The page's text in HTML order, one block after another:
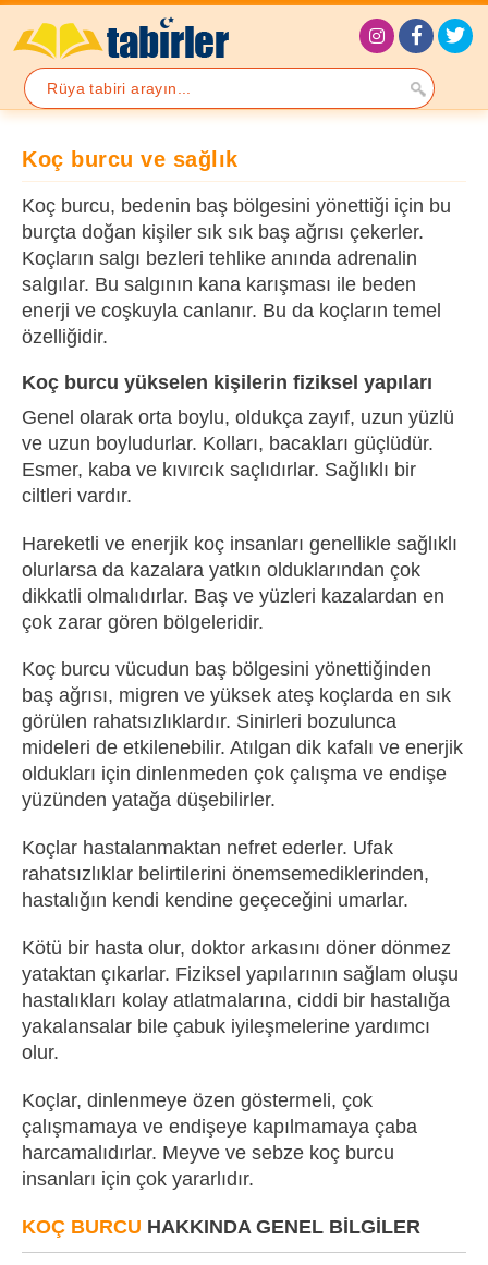
Koç burcu ve sağlık
Koç burcu, bedenin baş bölgesini yönettiği için bu
burçta doğan kişiler sık sık baş ağrısı çekerler.
Koçların salgı bezleri tehlike anında adrenalin
salgılar. Bu salgının kana karışması ile beden
enerji ve coşkuyla canlanır. Bu da koçların temel
özelliğidir.
Koç burcu yükselen kişilerin fiziksel yapıları
Genel olarak orta boylu, oldukça zayıf, uzun yüzlü
ve uzun boyludurlar. Kolları, bacakları güçlüdür.
Esmer, kaba ve kıvırcık saçlıdırlar. Sağlıklı bir
ciltleri vardır.
Hareketli ve enerjik koç insanları genellikle sağlıklı
olurlarsa da kazalara yatkın olduklarından çok
dikkatli olmalıdırlar. Baş ve yüzleri kazalardan en
çok zarar gören bölgeleridir.
Koç burcu vücudun baş bölgesini yönettiğinden
baş ağrısı, migren ve yüksek ateş koçlarda en sık
görülen rahatsızlıklardır. Sinirleri bozulunca
mideleri de etkilenebilir. Atılgan dik kafalı ve enerjik
oldukları için dinlenmeden çok çalışma ve endişe
yüzünden yatağa düşebilirler.
Koçlar hastalanmaktan nefret ederler. Ufak
rahatsızlıklar belirtilerini önemsemediklerinden,
hastalığın kendi kendine geçeceğini umarlar.
Kötü bir hasta olur, doktor arkasını döner dönmez
yataktan çıkarlar. Fiziksel yapılarının sağlam oluşu
hastalıkları kolay atlatmalarına, ciddi bir hastalığa
yakalansalar bile çabuk iyileşmelerine yardımcı
olur.
Koçlar, dinlenmeye özen göstermeli, çok
çalışmamaya ve endişeye kapılmamaya çaba
harcamalıdırlar. Meyve ve sebze koç burcu
insanları için çok yararlıdır.
KOÇ BURCU HAKKINDA GENEL BILGILER